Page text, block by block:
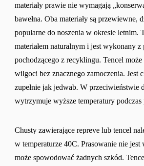
materiały prawie nie wymagają
bawełna. Oba materiały są przewiewne,
popularne do noszenia w okresie letnim.
materiałem naturalnym i jest wykonany z
pochodzącego z recyklingu. Tencel może
wilgoci bez znacznego zamoczenia. Jest
zupełnie jak jedwab. W przeciwieństwie
wytrzymuje wyższe temperatury podczas
Chusty zawierające repreve lub tencel
w temperaturze 40C. Prasowanie nie jest
może spowodować żadnych szkód.